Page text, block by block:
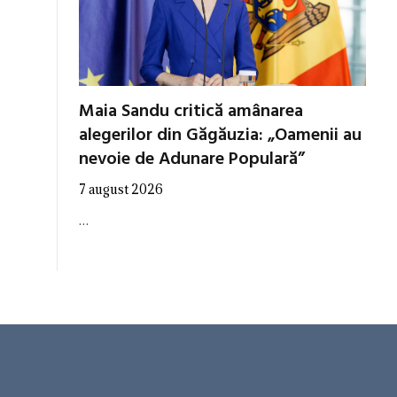
Maia Sandu critică amânarea
alegerilor din Găgăuzia: „Oamenii au
nevoie de Adunare Populară”
7 august 2026
…